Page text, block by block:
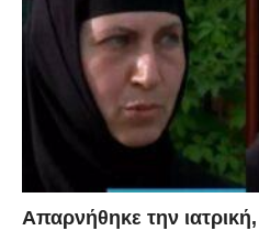
Απαρνήθηκε την